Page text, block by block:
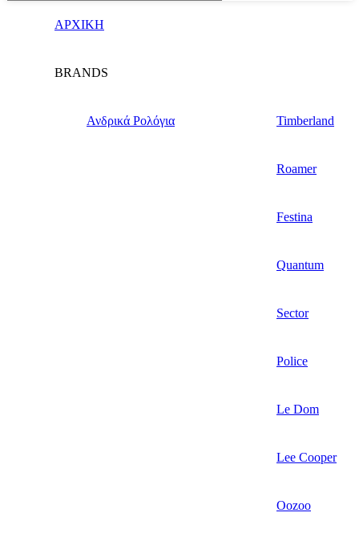
ΑΡΧΙΚΗ
BRANDS
Ανδρικά Ρολόγια Timberland
Roamer
Festina
Quantum
Sector
Police
Le Dom
Lee Cooper
Oozoo